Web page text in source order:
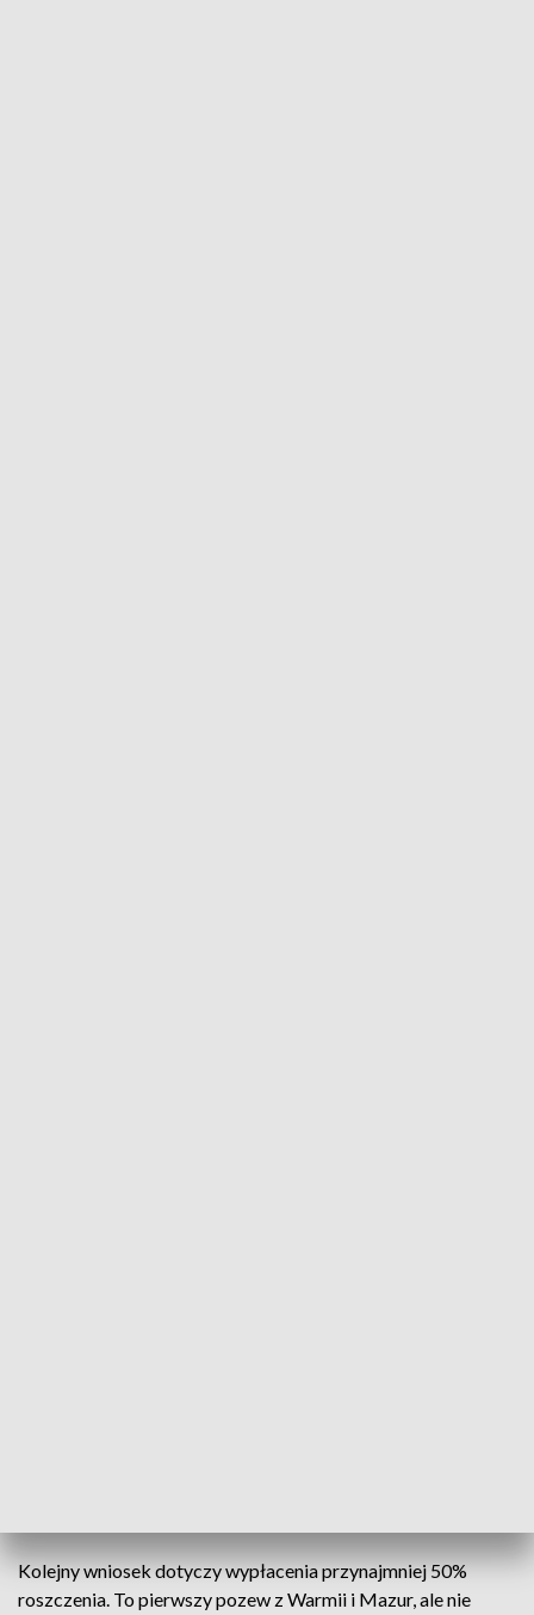
Kolejny wniosek dotyczy wypłacenia przynajmniej 50%
roszczenia. To pierwszy pozew z Warmii i Mazur, ale nie